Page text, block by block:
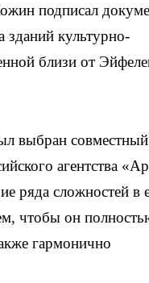
подписал
зданий культурно-
близи от
выбран совместный
агентства
ряда сложностей в
чтобы он
гармонично